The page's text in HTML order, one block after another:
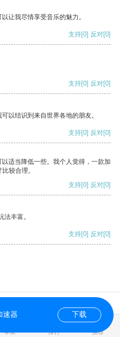
让我尽情享受音乐的魅力。
支持[0] 反对[0]
支持[0] 反对[0]
以结识到来自世界各地的朋友。
支持[0] 反对[0]
适当降低一些。我个人觉得，一款加
较合理。
支持[0] 反对[0]
丰富。
支持[0] 反对[0]
苹果 排行 推荐
速器 下载
0.019640s